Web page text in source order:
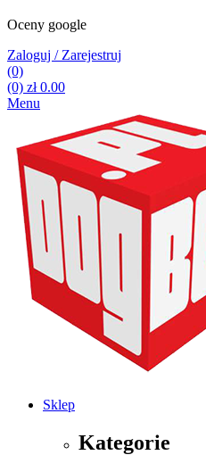
Oceny google
Zaloguj / Zarejestruj
(0)
(0) zł0.00
Menu
Sklep
Kategorie